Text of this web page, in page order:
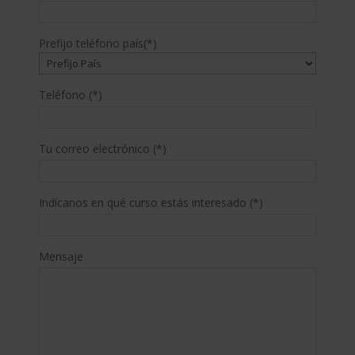
Prefijo teléfono país(*)
Teléfono (*)
Tu correo electrónico (*)
Indícanos en qué curso estás interesado (*)
Mensaje